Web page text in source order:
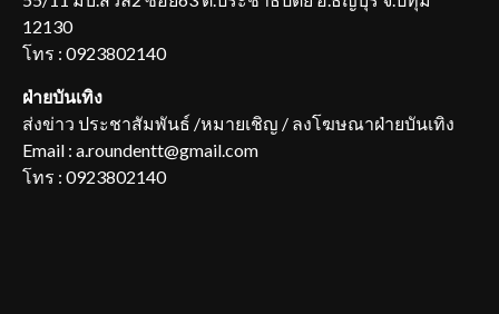
12130
โทร : 0923802140
ฝ่ายบันเทิง
ส่งข่าว ประชาสัมพันธ์ /หมายเชิญ / ลงโฆษณาฝ่ายบันเทิง
Email : a.roundentt@gmail.com
โทร : 0923802140